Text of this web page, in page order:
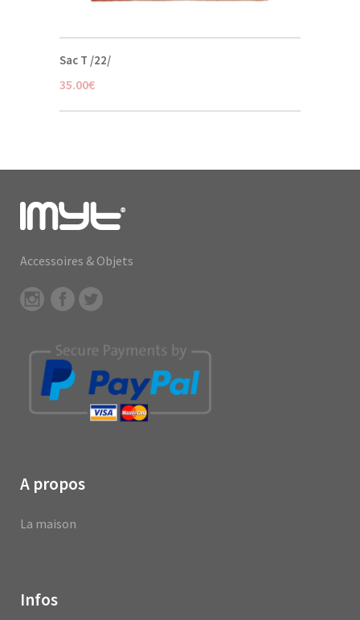
Sac T /22/
35.00€
Accessoires & Objets
A propos
La maison
Infos